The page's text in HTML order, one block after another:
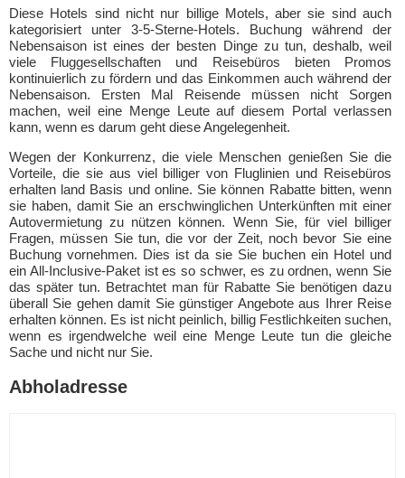
Diese Hotels sind nicht nur billige Motels, aber sie sind auch
kategorisiert unter 3-5-Sterne-Hotels. Buchung während der
Nebensaison ist eines der besten Dinge zu tun, deshalb, weil
viele Fluggesellschaften und Reisebüros bieten Promos
kontinuierlich zu fördern und das Einkommen auch während der
Nebensaison. Ersten Mal Reisende müssen nicht Sorgen
machen, weil eine Menge Leute auf diesem Portal verlassen
kann, wenn es darum geht diese Angelegenheit.
Wegen der Konkurrenz, die viele Menschen genießen Sie die
Vorteile, die sie aus viel billiger von Fluglinien und Reisebüros
erhalten land Basis und online. Sie können Rabatte bitten, wenn
sie haben, damit Sie an erschwinglichen Unterkünften mit einer
Autovermietung zu nützen können. Wenn Sie, für viel billiger
Fragen, müssen Sie tun, die vor der Zeit, noch bevor Sie eine
Buchung vornehmen. Dies ist da sie Sie buchen ein Hotel und
ein All-Inclusive-Paket ist es so schwer, es zu ordnen, wenn Sie
das später tun. Betrachtet man für Rabatte Sie benötigen dazu
überall Sie gehen damit Sie günstiger Angebote aus Ihrer Reise
erhalten können. Es ist nicht peinlich, billig Festlichkeiten suchen,
wenn es irgendwelche weil eine Menge Leute tun die gleiche
Sache und nicht nur Sie.
Abholadresse